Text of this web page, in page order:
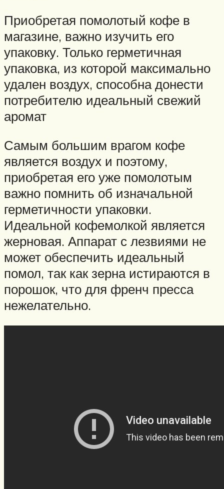
Приобретая помолотый кофе в
магазине, важно изучить его
упаковку. Только герметичная
упаковка, из которой максимально
удален воздух, способна донести
потребителю идеальный свежий
аромат
Самым большим врагом кофе
является воздух и поэтому,
приобретая его уже помолотым
важно помнить об изначальной
герметичности упаковки.
Идеальной кофемолкой является
жерновая. Аппарат с лезвиями не
может обеспечить идеальный
помол, так как зерна истираются в
порошок, что для френч пресса
нежелательно.